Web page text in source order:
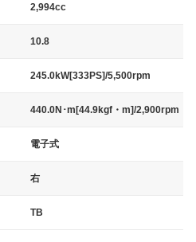
2,994cc
10.8
245.0kW[333PS]/5,500rpm
440.0N･m[44.9kgf・m]/2,900rpm
電子式
右
TB